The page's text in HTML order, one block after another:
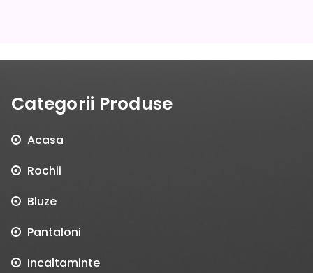
Categorii Produse
Acasa
Rochii
Bluze
Pantaloni
Incaltaminte